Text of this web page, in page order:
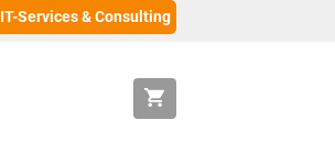
IT-Services & Consulting